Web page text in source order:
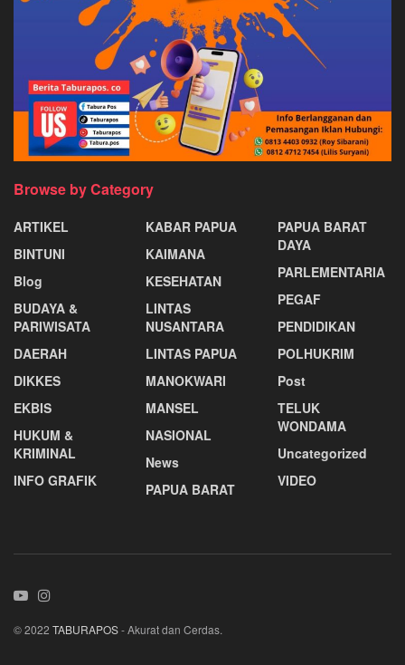
Browse by Category
ARTIKEL
BINTUNI
Blog
BUDAYA &
PARIWISATA
DAERAH
DIKKES
EKBIS
HUKUM &
KRIMINAL
INFO GRAFIK
KABAR PAPUA
KAIMANA
KESEHATAN
LINTAS
NUSANTARA
LINTAS PAPUA
MANOKWARI
MANSEL
NASIONAL
News
PAPUA BARAT
PAPUA BARAT
DAYA
PARLEMENTARIA
PEGAF
PENDIDIKAN
POLHUKRIM
Post
TELUK
WONDAMA
Uncategorized
VIDEO
© 2022 TABURAPOS- Akurat dan Cerdas.